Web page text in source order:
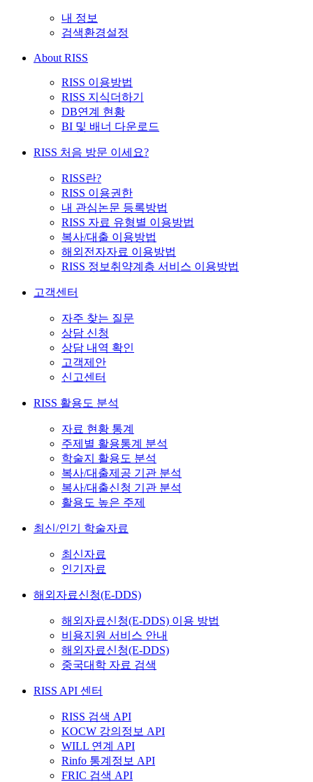
내 정보
검색환경설정
About RISS
RISS 이용방법
RISS 지식더하기
DB연계 현황
BI 및 배너 다운로드
RISS 처음 방문 이세요?
RISS란?
RISS 이용권한
내 관심논문 등록방법
RISS 자료 유형별 이용방법
복사/대출 이용방법
해외전자자료 이용방법
RISS 정보취약계층 서비스 이용방법
고객센터
자주 찾는 질문
상담 신청
상담 내역 확인
고객제안
신고센터
RISS 활용도 분석
자료 현황 통계
주제별 활용통계 분석
학술지 활용도 분석
복사/대출제공 기관 분석
복사/대출신청 기관 분석
활용도 높은 주제
최신/인기 학술자료
최신자료
인기자료
해외자료신청(E-DDS)
해외자료신청(E-DDS) 이용 방법
비용지원 서비스 안내
해외자료신청(E-DDS)
중국대학 자료 검색
RISS API 센터
RISS 검색 API
KOCW 강의정보 API
WILL 연계 API
Rinfo 통계정보 API
FRIC 검색 API